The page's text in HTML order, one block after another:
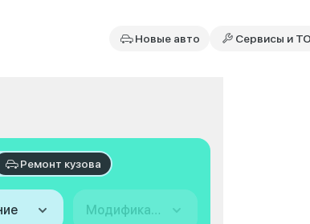
Новые авто Сервисы и ТО
Ремонт кузова
Модификация